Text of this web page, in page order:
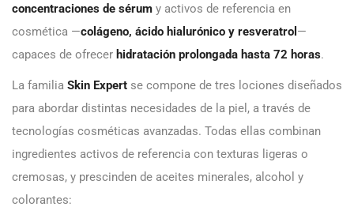
concentraciones de sérum y activos de referencia en
cosmética —colágeno, ácido hialurónico y resveratrol —
capaces de ofrecer hidratación prolongada hasta 72 horas.
La familia Skin Expert se compone de tres lociones diseñados
para abordar distintas necesidades de la piel, a través de
tecnologías cosméticas avanzadas. Todas ellas combinan
ingredientes activos de referencia con texturas ligeras o
cremosas, y prescinden de aceites minerales, alcohol y
colorantes: